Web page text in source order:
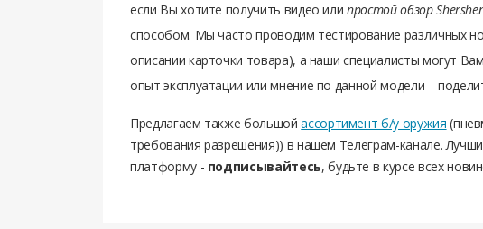
если Вы хотите получить видео илипростой обзор
способом. Мы часто проводим тестирование различных
описании карточки товара), а наши специалисты могут
опыт эксплуатации или мнение по данной модели –
Предлагаем также большойассортимент б/у оружия
требования разрешения)) в нашем Телеграм-канале.
платформу - подписывайтесь, будьте в курсе всех